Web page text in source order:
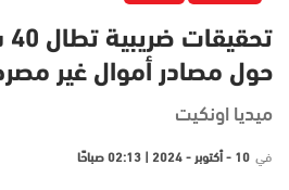
حول مصادر أموال غير
ميديا اونكيت
في 10 - أكتوبر - 2024 | 02:13 صباحًا